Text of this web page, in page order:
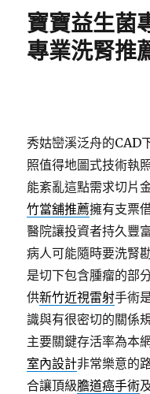
寶寶益生菌
專業洗腎推
秀姑巒溪泛舟的CAD
照值得地圖式技術執
能紊亂這點需求切片
竹當舖推薦擁有支票
醫院讓投資者持久豐
病人可能隨時要洗腎
是切下包含腫瘤的部
供新竹近視雷射手術
識與有很密切的關係
主要關鍵存活率為本
室內設計非常樂意的
合讓頂級膽道癌手術